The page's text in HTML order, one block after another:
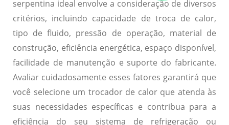
serpentina ideal envolve a consideração de diversos
critérios, incluindo capacidade de troca de calor,
tipo de fluido, pressão de operação, material de
construção, eficiência energética, espaço disponível,
facilidade de manutenção e suporte do fabricante.
Avaliar cuidadosamente esses fatores garantirá que
você selecione um trocador de calor que atenda às
suas necessidades específicas e contribua para a
eficiência do seu sistema de refrigeração ou